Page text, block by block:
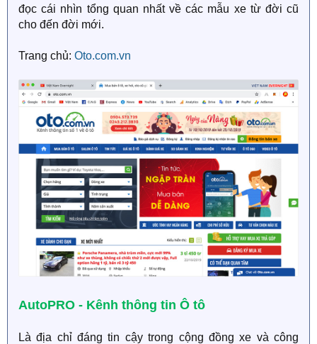
đọc cái nhìn tổng quan nhất về các mẫu xe từ đời cũ
cho đến đời mới.
Trang chủ: Oto.com.vn
AutoPRO - Kênh thông tin Ô tô
Là địa chỉ đáng tin cậy trong cộng đồng xe và công